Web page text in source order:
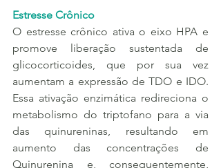
Estresse Crônico
O estresse crônico ativa o eixo HPA e
promove liberação sustentada de
glicocorticoides, que por sua vez
aumentam a expressão de TDO e IDO.
Essa ativação enzimática redireciona o
metabolismo do triptofano para a via
das quinureninas, resultando em
aumento das concentrações de
Quinurenina e, consequentemente,